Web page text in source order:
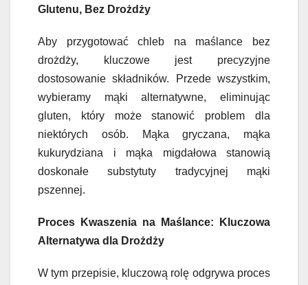
Glutenu, Bez Drożdży
Aby przygotować chleb na maślance bez
drożdży, kluczowe jest precyzyjne
dostosowanie składników. Przede wszystkim,
wybieramy mąki alternatywne, eliminując
gluten, który może stanowić problem dla
niektórych osób. Mąka gryczana, mąka
kukurydziana i mąka migdałowa stanowią
doskonałe substytuty tradycyjnej mąki
pszennej.
Proces Kwaszenia na Maślance: Kluczowa
Alternatywa dla Drożdży
W tym przepisie, kluczową rolę odgrywa proces